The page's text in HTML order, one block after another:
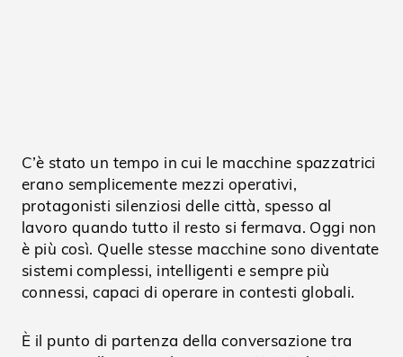
C’è stato un tempo in cui le macchine spazzatrici
erano semplicemente mezzi operativi,
protagonisti silenziosi delle città, spesso al
lavoro quando tutto il resto si fermava. Oggi non
è più così. Quelle stesse macchine sono diventate
sistemi complessi, intelligenti e sempre più
connessi, capaci di operare in contesti globali.
È il punto di partenza della conversazione tra